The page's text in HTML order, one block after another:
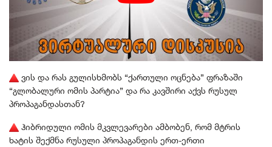
ვის და რას გულისხმობს “ქართული ოცნება” ფრაზაში
“გლობალური ომის პარტია” და რა კავშირი აქვს რუსულ
პროპაგანდასთან?
ჰიბრიდული ომის მკვლევარები ამბობენ, რომ მტრის
ხატის შექმნა რუსული პროპაგანდის ერთ-ერთი